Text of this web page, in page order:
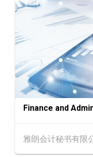
13-15
AUG
香港
香港贸发
中心)
AUG
香港贸发局
览中心)
13-15
AUG
香港
国际现代
会议展览中
13-17
香港
Finance and
雅朗会计秘书有限